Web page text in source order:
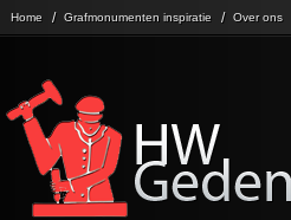
Home Grafmonumenten inspiratie Over ons